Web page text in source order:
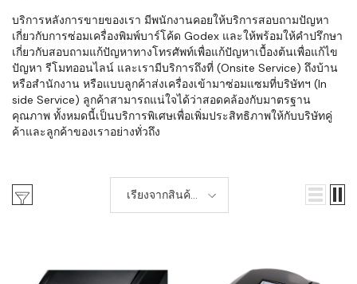
บริการหลังการขายของเรา มีพนักงานคอยให้บริการสอบถามปัญหา
เกี่ยวกับการซ่อมเครื่องพิมพ์บาร์โค้ด Godex และให้พร้อมให้คำปรึกษา
เกี่ยวกับสอบถามแก้ปัญหาทางโทรศัพท์เพื่อแก้ปัญหาเบื้องต้นเพื่อแก้ไข
ปัญหา รีโมทออนไลน์ และเรามีบริการถึงที่ (Onsite Service) ถึงบ้าน
หรือสำนักงาน หรือแบบลูกค้าส่งเครื่องเข้ามาซ่อมแซมที่บริษัทฯ (In
side Service) ลูกค้าสามารถแน่ใจได้ว่าสอดคล้องกับมาตรฐาน
คุณภาพ ทั้งหมดนี้เป็นบริการพิเศษเพื่อเพิ่มประสิทธิภาพให้กับบริษัทคู่
ค้าและลูกค้าของเราอย่างทั่วถึง
เรียงจากสินค้า
ใหม่-เก่า